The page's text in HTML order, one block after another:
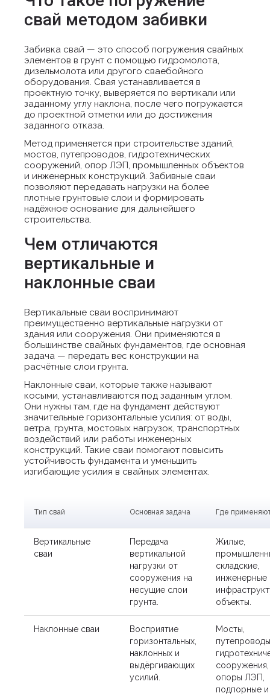
свай методом забивки
Забивка свай — это способ погружения свайных
элементов в грунт с помощью гидромолота,
дизельмолота или другого сваебойного
оборудования. Свая устанавливается в
проектную точку, выверяется по вертикали или
заданному углу наклона, после чего погружается
до проектной отметки или до достижения
заданного отказа.
Метод применяется при строительстве зданий,
мостов, путепроводов, гидротехнических
сооружений, опор ЛЭП, промышленных объектов
и инженерных конструкций. Забивные сваи
позволяют передавать нагрузки на более
плотные грунтовые слои и формировать
надёжное основание для дальнейшего
строительства.
Чем отличаются
вертикальные и
наклонные сваи
Вертикальные сваи воспринимают
преимущественно вертикальные нагрузки от
здания или сооружения. Они применяются в
большинстве свайных фундаментов, где основная
задача — передать вес конструкции на
расчётные слои грунта.
Наклонные сваи, которые также называют
косыми, устанавливаются под заданным углом.
Они нужны там, где на фундамент действуют
значительные горизонтальные усилия: от воды,
ветра, грунта, мостовых нагрузок, транспортных
воздействий или работы инженерных
конструкций. Такие сваи помогают повысить
устойчивость фундамента и уменьшить
изгибающие усилия в свайных элементах.
Тип свай Основная задача Где
Вертикальные
сваи
Передача
вертикальной
нагрузки от
сооружения на
несущие слои
грунта.
Жилые,
складские,
инженерные
объекты.
Наклонные сваи
Восприятие
горизонтальных,
наклонных и
выдёргивающих
усилий.
Мосты,
сооружения,
опоры ЛЭП,
подпорные и